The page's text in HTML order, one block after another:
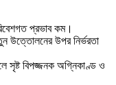
প্রভাব কম।
উত্তোলনের উপর নির্ভরতা
সৃষ্ট বিপজ্জনক অগ্নিকাণ্ড ও